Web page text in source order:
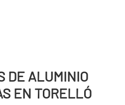
DE ALUMINIO
EN TORELLÓ